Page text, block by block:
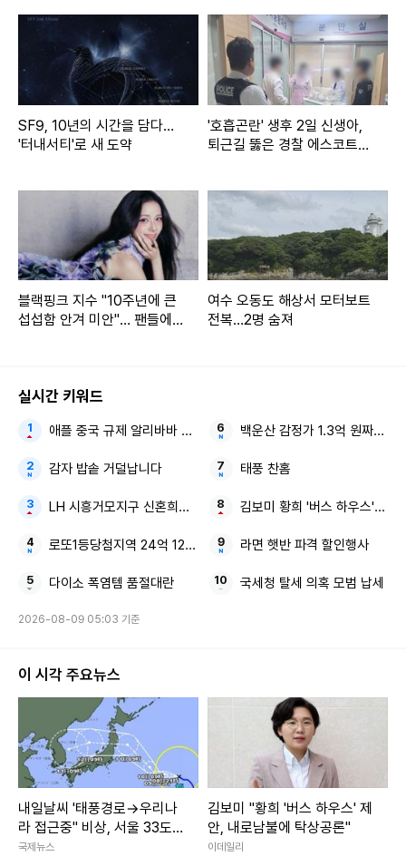
SF9, 10년의 시간을 담다…
'터내서티'로 새 도약
'호흡곤란' 생후 2일 신생아,
퇴근길 뚫은 경찰 에스코트로
블랙핑크 지수 "10주년에 큰
섭섭함 안겨 미안"… 팬들에
여수 오동도 해상서 모터보트
전복…2명 숨져
실시간 키워드
애플 중국 규제 알리바바 큐원
감자 밥솥 거덜납니다
LH 시흥거모지구 신혼희망타운
로또1등당첨지역 24억 1236회
다이소 폭염템 품절대란
백운산 감정가 1.3억 원짜리 깜
태풍 찬홈
김보미 황희 '버스 하우스' 국힘
라면 햇반 파격 할인행사
국세청 탈세 의혹 모범 납세
2026-08-09 05:03 기준
이 시각 주요뉴스
내일날씨 '태풍경로→우리나
라 접근중" 비상, 서울 33도
폭염
국제뉴스
김보미 "황희 '버스 하우스' 제
안, 내로남불에 탁상공론"
이데일리